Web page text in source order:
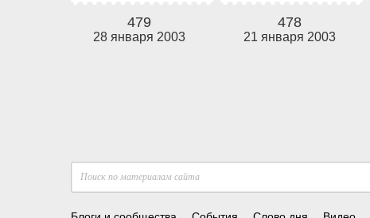
479
28 января 2003
478
21 января 2003